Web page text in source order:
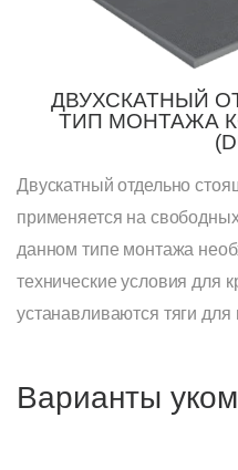
ДВУХСКАТНЫЙ
ТИП МОНТАЖА
Двускатный отдельно
применяется на
данном типе монтажа
технические условия для
устанавливаются тяги для
Варианты